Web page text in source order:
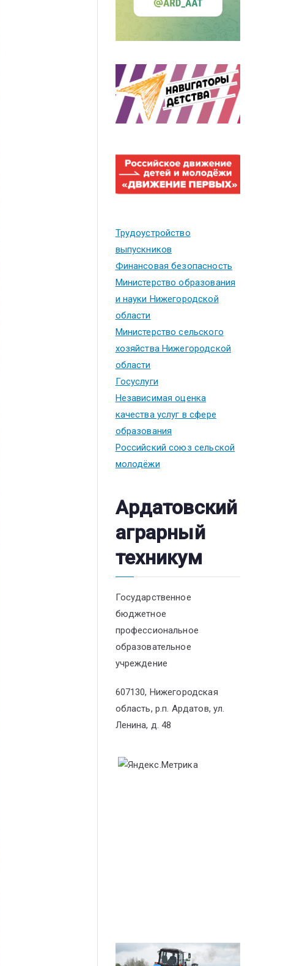
Трудоустройство
выпускников
Финансовая безопасность
Министерство образования
и науки Нижегородской
области
Министерство сельского
хозяйства Нижегородской
области
Госуслуги
Независимая оценка
качества услуг в сфере
образования
Российский союз сельской
молодёжи
Ардатовский
аграрный
техникум
Государственное
бюджетное
профессиональное
образовательное
учреждение
607130, Нижегородская
область, р.п. Ардатов, ул.
Ленина, д. 48